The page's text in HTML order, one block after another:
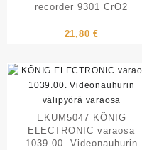
recorder 9301 CrO2
21,80€
EKUM5047 KÖNIG
ELECTRONIC varaosa
1039.00. Videonauhurin